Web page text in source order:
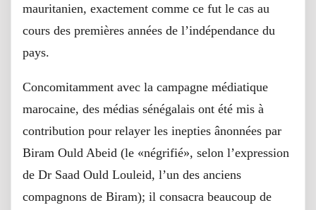
mauritanien, exactement comme ce fut le cas au
cours des premières années de l’indépendance du
pays.
Concomitamment avec la campagne médiatique
marocaine, des médias sénégalais ont été mis à
contribution pour relayer les inepties ânonnées par
Biram Ould Abeid (le «négrifié», selon l’expression
de Dr Saad Ould Louleid, l’un des anciens
compagnons de Biram); il consacra beaucoup de